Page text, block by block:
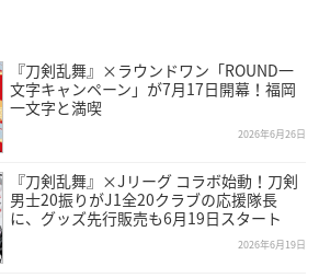
『刀剣乱舞』×ラウンドワン「ROUND一
文字キャンペーン」が7月17日開幕！福岡
一文字と満喫
2026年6月26日
『刀剣乱舞』×Jリーグ コラボ始動！刀剣
男士20振りがJ1全20クラブの応援隊長
に、グッズ先行販売も6月19日スタート
2026年6月19日